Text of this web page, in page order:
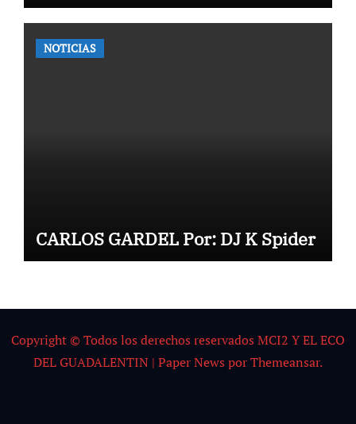
NOTICIAS
CARLOS GARDEL Por: DJ K Spider
Copyright © Todos los derechos reservados MCI2 Y EL ECO
DEL GUADALENTIN | Paper News porThemeansar.